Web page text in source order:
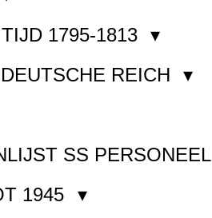
1795-1813
REICH
SS PERSONEEL
1945